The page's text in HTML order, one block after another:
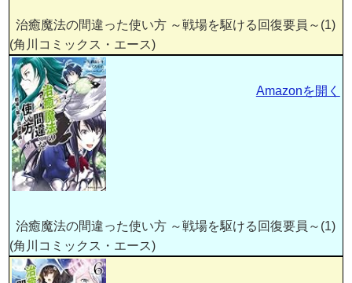
治癒魔法の間違った使い方 ～戦場を駆ける回復要員～(1)
(角川コミックス・エース)
治癒魔法の間違った使い方 ～戦場を駆ける回復要員～(1)
(角川コミックス・エース)
Amazonを開く